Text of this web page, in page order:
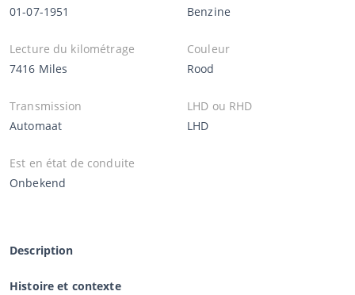
01-07-1951
Benzine
Lecture du kilométrage
7416 Miles
Couleur
Rood
Transmission
Automaat
LHD ou RHD
LHD
Est en état de conduite
Onbekend
Description
Histoire et contexte